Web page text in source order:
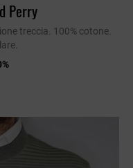
Perry
treccia. 100% cotone.